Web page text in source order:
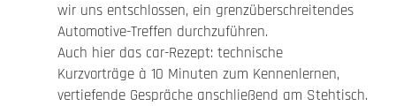
wir uns entschlossen, ein grenzüberschreitendes
Automotive-Treffen durchzuführen.
Auch hier das car-Rezept: technische
Kurzvorträge à 10 Minuten zum Kennenlernen,
vertiefende Gespräche anschließend am Stehtisch.